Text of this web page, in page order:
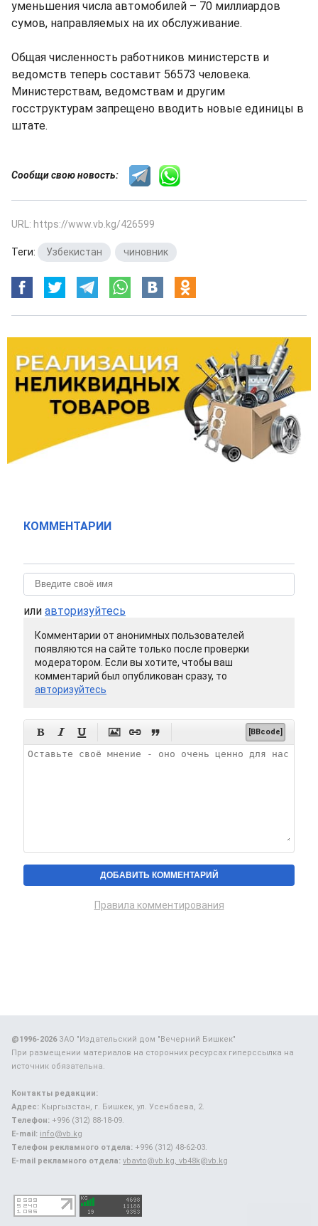
уменьшения числа автомобилей – 70 миллиардов
сумов, направляемых на их обслуживание.
Общая численность работников министерств и
ведомств теперь составит 56573 человека.
Министерствам, ведомствам и другим
госструктурам запрещено вводить новые единицы в
штате.
Сообщи свою новость:
URL: https://www.vb.kg/426599
Теги: Узбекистан чиновник
КОММЕНТАРИИ
или авторизуйтесь
Комментарии от анонимных пользователей
появляются на сайте только после проверки
модератором. Если вы хотите, чтобы ваш
комментарий был опубликован сразу, то
авторизуйтесь
      [BBcode]
Правила комментирования
@1996-2026ЗАО "Издательский дом "Вечерний Бишкек"
При размещении материалов на сторонних ресурсах гиперссылка на
источник обязательна.
Контакты редакции:
Адрес: Кыргызстан, г. Бишкек, ул. Усенбаева, 2.
Телефон: +996 (312) 88-18-09.
E-mail: info@vb.kg
Телефон рекламного отдела: +996 (312) 48-62-03.
E-mail рекламного отдела: vbavto@vb.kg, vb48k@vb.kg